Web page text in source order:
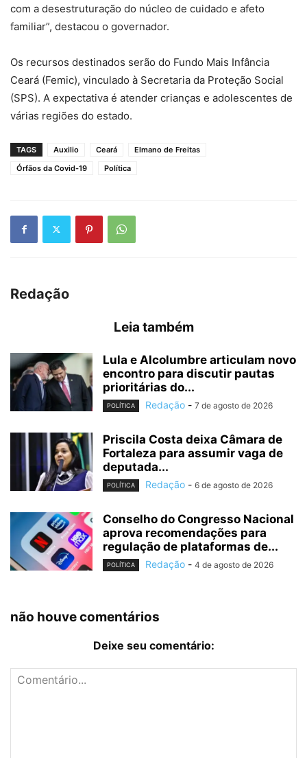
com a desestruturação do núcleo de cuidado e afeto
familiar”, destacou o governador.
Os recursos destinados serão do Fundo Mais Infância
Ceará (Femic), vinculado à Secretaria da Proteção Social
(SPS). A expectativa é atender crianças e adolescentes de
várias regiões do estado.
TAGS Auxilio Ceará
Elmano de Freitas
Órfãos da Covid-19
Política
Redação
Leia também
Lula e Alcolumbre articulam novo
encontro para discutir pautas
prioritárias do...
POLÍTICA Redação - 7 de agosto de 2026
Priscila Costa deixa Câmara de
Fortaleza para assumir vaga de
deputada...
POLÍTICA Redação - 6 de agosto de 2026
Conselho do Congresso Nacional
aprova recomendações para
regulação de plataformas de...
POLÍTICA Redação - 4 de agosto de 2026
não houve comentários
Deixe seu comentário: